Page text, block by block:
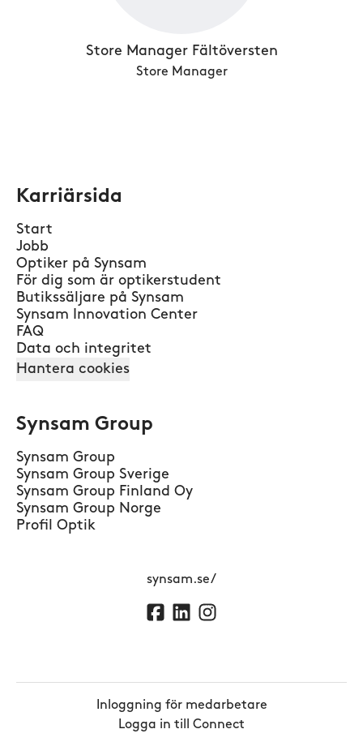
Store Manager Fältöversten
Store Manager
Karriärsida
Start
Jobb
Optiker på Synsam
För dig som är optikerstudent
Butikssäljare på Synsam
Synsam Innovation Center
FAQ
Data och integritet
Hantera cookies
Synsam Group
Synsam Group
Synsam Group Sverige
Synsam Group Finland Oy
Synsam Group Norge
Profil Optik
synsam.se/
Inloggning för medarbetare
Logga in till Connect